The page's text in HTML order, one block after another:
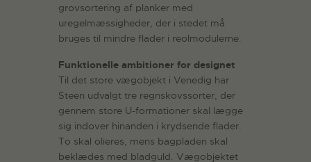
grovsortering af planker med
uregelmæssigheder, der i stedet må
bruges til mindre flader i reolmodulerne.
Funktionelle ambitioner for designet
Til det store vægobjekt i Venedig har
Steen udvalgt tre regnskovssorter, der
gennem store U-formationer skal lægge
sig indover hinanden i krydsende flader.
To skal olieres, mens bagpladen skal
beklædes med bladguld. Vægobjektet